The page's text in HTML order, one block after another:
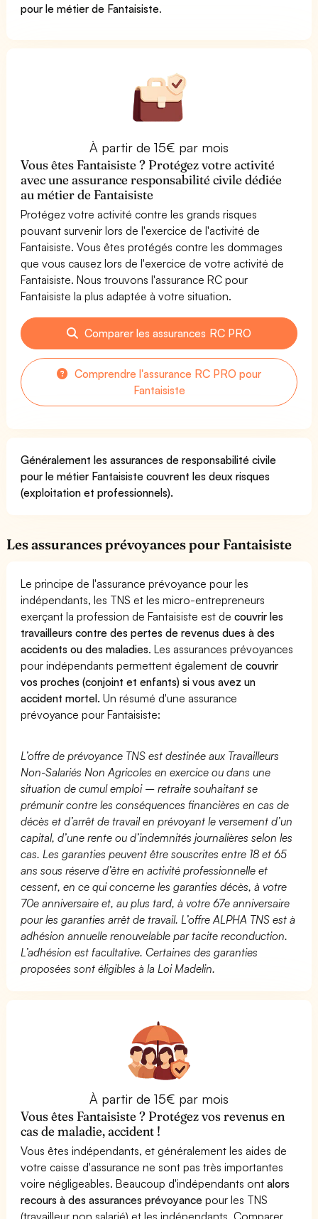
pour le métier de Fantaisiste.
À partir de 15€ par mois
Vous êtes Fantaisiste ? Protégez votre activité
avec une assurance responsabilité civile dédiée
au métier de Fantaisiste
Protégez votre activité contre les grands risques
pouvant survenir lors de l'exercice de l'activité de
Fantaisiste. Vous êtes protégés contre les dommages
que vous causez lors de l'exercice de votre activité de
Fantaisiste. Nous trouvons l'assurance RC pour
Fantaisiste la plus adaptée à votre situation.
Comparer les assurances RC PRO
Comprendre l'assurance RC PRO pour
Fantaisiste
Généralement les assurances de responsabilité civile
pour le métier Fantaisiste couvrent les deux risques
(exploitation et professionnels).
Les assurances prévoyances pour Fantaisiste
Le principe de l'assurance prévoyance pour les
indépendants, les TNS et les micro-entrepreneurs
exerçant la profession de Fantaisiste est decouvrir les
travailleurs contre des pertes de revenus dues à des
accidents ou des maladies. Les assurances prévoyances
pour indépendants permettent également decouvrir
vos proches (conjoint et enfants) si vous avez un
accident mortel. Un résumé d'une assurance
prévoyance pour Fantaisiste:
L’offre de prévoyance TNS est destinée aux Travailleurs
Non-Salariés Non Agricoles en exercice ou dans une
situation de cumul emploi – retraite souhaitant se
prémunir contre les conséquences financières en cas de
décès et d’arrêt de travail en prévoyant le versement d’un
capital, d’une rente ou d’indemnités journalières selon les
cas. Les garanties peuvent être souscrites entre 18 et 65
ans sous réserve d’être en activité professionnelle et
cessent, en ce qui concerne les garanties décès, à votre
70e anniversaire et, au plus tard, à votre 67e anniversaire
pour les garanties arrêt de travail. L’offre ALPHA TNS est à
adhésion annuelle renouvelable par tacite reconduction.
L’adhésion est facultative. Certaines des garanties
proposées sont éligibles à la Loi Madelin.
À partir de 15€ par mois
Vous êtes Fantaisiste ? Protégez vos revenus en
cas de maladie, accident !
Vous êtes indépendants, et généralement les aides de
votre caisse d'assurance ne sont pas très importantes
voire négligeables. Beaucoup d'indépendants ontalors
recours à des assurances prévoyance pour les TNS
(travailleur non salarié) et les indépendants. Comparer